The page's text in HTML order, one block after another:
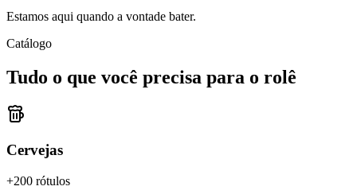
Estamos aqui quando a vontade bater.
Catálogo
Tudo o que você precisa para o rolê
Cervejas
+200 rótulos